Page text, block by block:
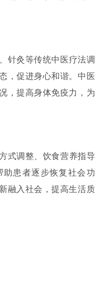
针灸等传统中医疗法调
，促进身心和谐。中医
，提高身体免疫力，为
式调整、饮食营养指导
患者逐步恢复社会功
融入社会，提高生活质